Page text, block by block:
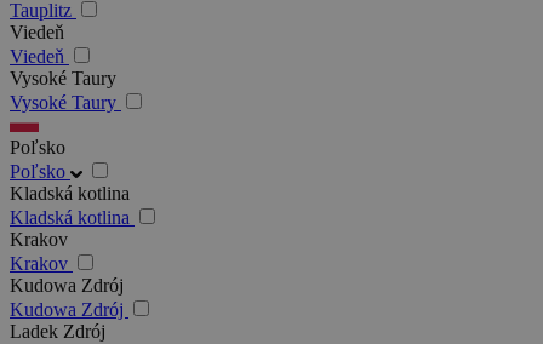
Tauplitz
Viedeň
Viedeň
Vysoké Taury
Vysoké Taury
Poľsko
Poľsko
Kladská kotlina
Kladská kotlina
Krakov
Krakov
Kudowa Zdrój
Kudowa Zdrój
Ladek Zdrój